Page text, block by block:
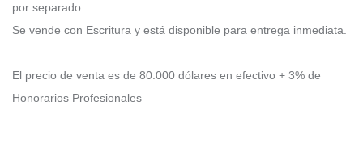
por separado.
Se vende con Escritura y está disponible para entrega inmediata.
El precio de venta es de 80.000 dólares en efectivo + 3% de
Honorarios Profesionales